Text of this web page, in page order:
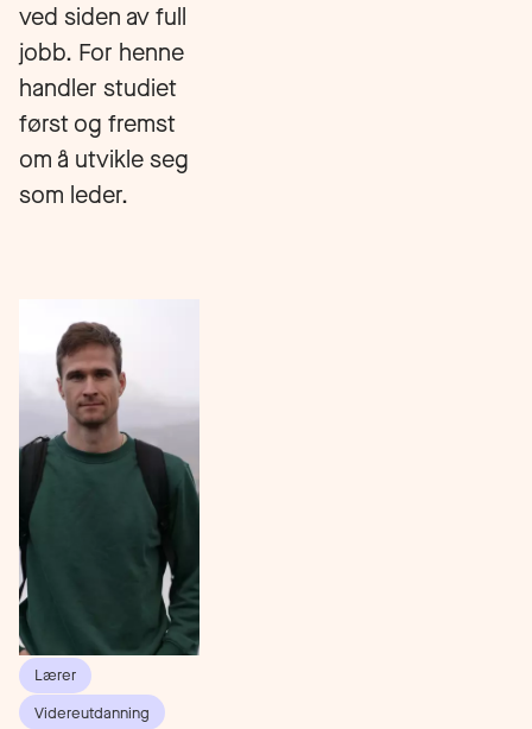
ved siden av full
jobb. For henne
handler studiet
først og fremst
om å utvikle seg
som leder.
Lærer
Videreutdanning